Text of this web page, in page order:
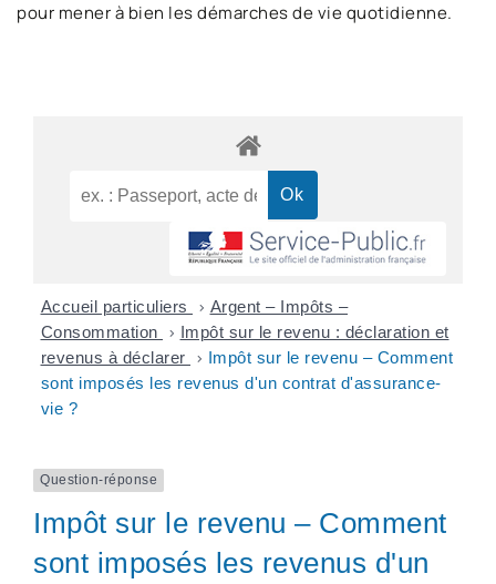
pour mener à bien les démarches de vie quotidienne.
Accueil particuliers > Argent – Impôts –
Consommation
> Impôt sur le revenu : déclaration et
revenus à déclarer
> Impôt sur le revenu – Comment
sont imposés les revenus d'un contrat d'assurance-
vie ?
Question-réponse
Impôt sur le revenu – Comment
sont imposés les revenus d'un